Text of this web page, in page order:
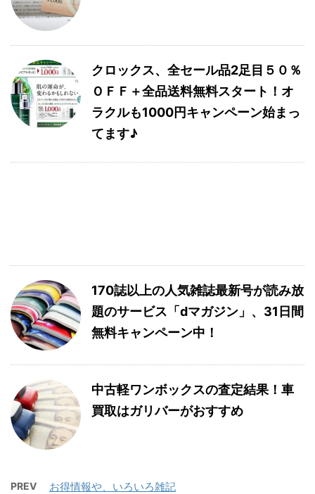
クロックス、全セール品2足目５０％
ＯＦＦ＋全品送料無料スタート！オ
ラクルも1000円キャンペーン始まっ
てます♪
170誌以上の人気雑誌最新号が読み放
題のサービス「dマガジン」、31日間
無料キャンペーン中！
中古軽ワンボックスの査定結果！車
買取はガリバーがおすすめ
PREV お得情報や、いろいろ雑記